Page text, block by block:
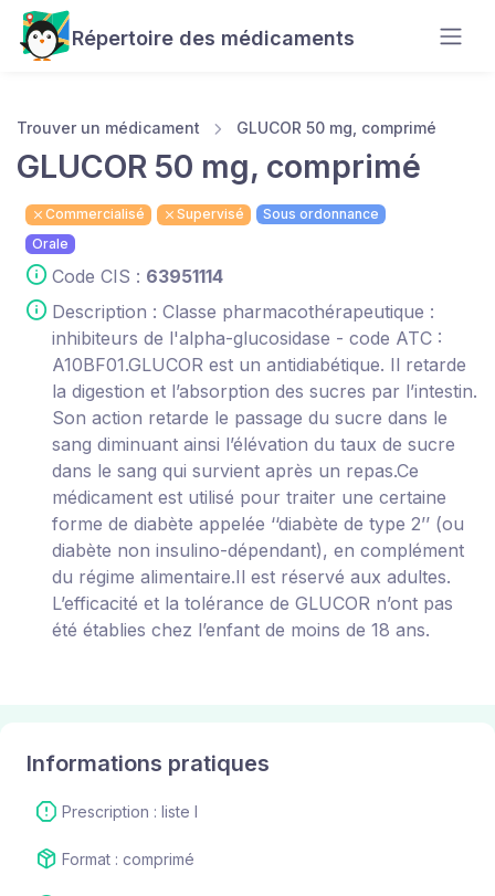
Répertoire des médicaments
Trouver un médicament GLUCOR 50 mg, comprimé
GLUCOR 50 mg, comprimé
Commercialisé Supervisé
Sous ordonnance
Orale
Code CIS : 63951114
Description : Classe pharmacothérapeutique :
inhibiteurs de l'alpha-glucosidase - code ATC :
A10BF01.GLUCOR est un antidiabétique. Il retarde
la digestion et l’absorption des sucres par l’intestin.
Son action retarde le passage du sucre dans le
sang diminuant ainsi l’élévation du taux de sucre
dans le sang qui survient après un repas.Ce
médicament est utilisé pour traiter une certaine
forme de diabète appelée ‘‘diabète de type 2’’ (ou
diabète non insulino-dépendant), en complément
du régime alimentaire.Il est réservé aux adultes.
L’efficacité et la tolérance de GLUCOR n’ont pas
été établies chez l’enfant de moins de 18 ans.
Informations pratiques
Prescription : liste I
Format : comprimé